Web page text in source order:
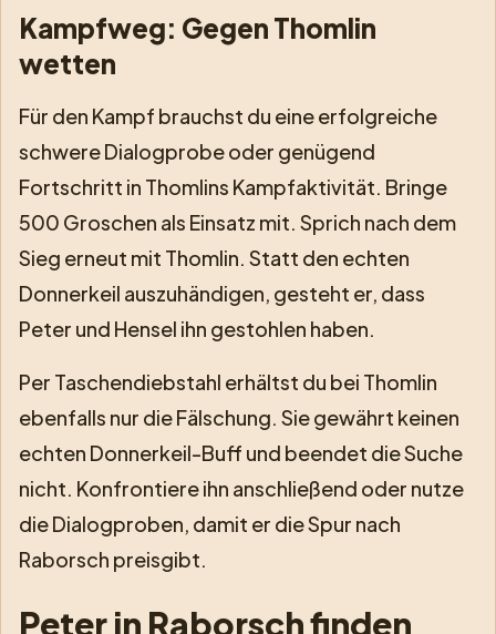
Kampfweg: Gegen Thomlin
wetten
Für den Kampf brauchst du eine erfolgreiche
schwere Dialogprobe oder genügend
Fortschritt in Thomlins Kampfaktivität. Bringe
500 Groschen als Einsatz mit. Sprich nach dem
Sieg erneut mit Thomlin. Statt den echten
Donnerkeil auszuhändigen, gesteht er, dass
Peter und Hensel ihn gestohlen haben.
Per Taschendiebstahl erhältst du bei Thomlin
ebenfalls nur die Fälschung. Sie gewährt keinen
echten Donnerkeil-Buff und beendet die Suche
nicht. Konfrontiere ihn anschließend oder nutze
die Dialogproben, damit er die Spur nach
Raborsch preisgibt.
Peter in Raborsch finden